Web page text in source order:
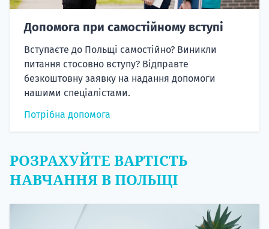
Допомога при самостійному вступі
Вступаєте до Польщі самостійно? Виникли
питання стосовно вступу? Відправте
безкоштовну заявку на надання допомоги
нашими спеціалістами.
Потрібна допомога
РОЗРАХУЙТЕ ВАРТІСТЬ
НАВЧАННЯ В ПОЛЬЩІ